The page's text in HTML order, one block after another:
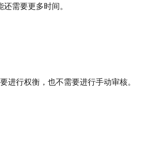
需要更多时间。
进行权衡，也不需要进行手动审核。